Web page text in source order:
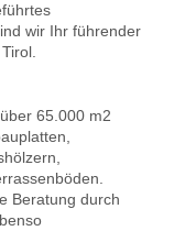
wir Ihr führender
65.000 m2
Beratung durch